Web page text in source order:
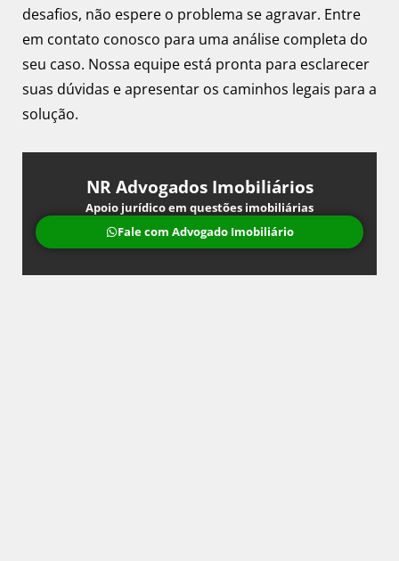
desafios, não espere o problema se agravar. Entre
em contato conosco para uma análise completa do
seu caso. Nossa equipe está pronta para esclarecer
suas dúvidas e apresentar os caminhos legais para a
solução.
NR Advogados Imobiliários
Apoio jurídico em questões imobiliárias
Fale com Advogado Imobiliário